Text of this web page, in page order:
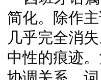
简化。除作
几乎完全消
中性的痕迹